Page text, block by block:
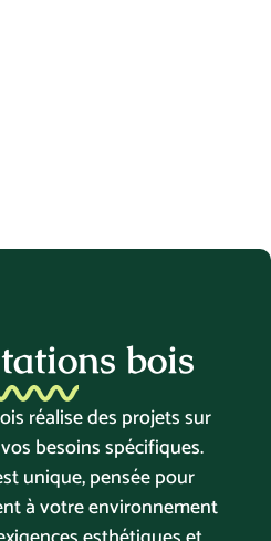
bois
réalise des projets sur
besoins spécifiques.
unique, pensée pour
à votre environnement